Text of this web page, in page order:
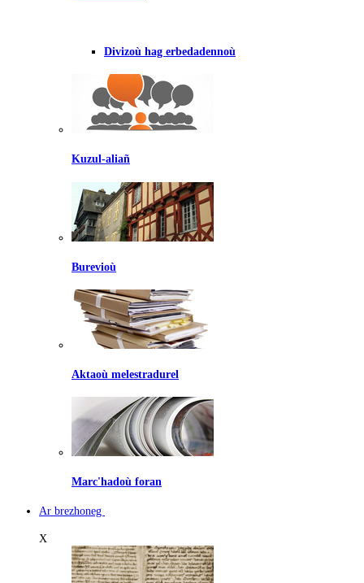
Divizoù hag erbedadennoù
Kuzul-aliañ
Burevioù
Aktaoù melestradurel
Marc'hadoù foran
Ar brezhoneg
X